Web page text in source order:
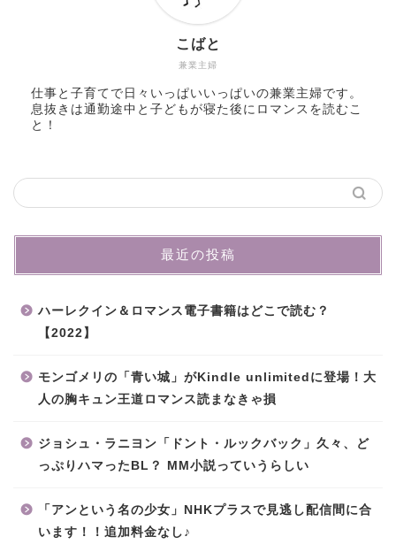
兼業主婦
こばと
仕事と子育てで日々いっぱいいっぱいの兼業主婦です。
息抜きは通勤途中と子どもが寝た後にロマンスを読むこ
と！
最近の投稿
ハーレクイン＆ロマンス電子書籍はどこで読む？
【2022】
モンゴメリの「青い城」がKindle unlimitedに登場！大
人の胸キュン王道ロマンス読まなきゃ損
ジョシュ・ラニヨン「ドント・ルックバック」久々、ど
っぷりハマったBL？ MM小説っていうらしい
「アンという名の少女」NHKプラスで見逃し配信間に合
います！！追加料金なし♪